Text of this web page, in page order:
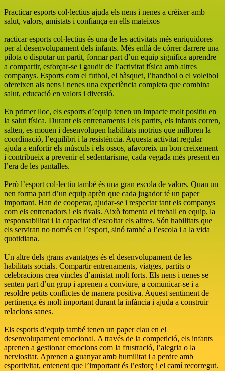
Practicar esports col·lectius ajuda els nens i nenes a créixer amb
salut, valors, amistats i confiança en ells mateixos
racticar esports col·lectius és una de les activitats més enriquidores
per al desenvolupament dels infants. Més enllà de córrer darrere una
pilota o disputar un partit, formar part d’un equip significa aprendre
a compartir, esforçar-se i gaudir de l’activitat física amb altres
companys. Esports com el futbol, el bàsquet, l’handbol o el voleibol
ofereixen als nens i nenes una experiència completa que combina
salut, educació en valors i diversió.
En primer lloc, els esports d’equip tenen un impacte molt positiu en
la salut física. Durant els entrenaments i els partits, els infants corren,
salten, es mouen i desenvolupen habilitats motrius que milloren la
coordinació, l’equilibri i la resistència. Aquesta activitat regular
ajuda a enfortir els músculs i els ossos, afavoreix un bon creixement
i contribueix a prevenir el sedentarisme, cada vegada més present en
l’era de les pantalles.
Però l’esport col·lectiu també és una gran escola de valors. Quan un
nen forma part d’un equip aprèn que cada jugador té un paper
important. Han de cooperar, ajudar-se i respectar tant els companys
com els entrenadors i els rivals. Això fomenta el treball en equip, la
responsabilitat i la capacitat d’escoltar els altres. Són habilitats que
els serviran no només en l’esport, sinó també a l’escola i a la vida
quotidiana.
Un altre dels grans avantatges és el desenvolupament de les
habilitats socials. Compartir entrenaments, viatges, partits o
celebracions crea vincles d’amistat molt forts. Els nens i nenes se
senten part d’un grup i aprenen a conviure, a comunicar-se i a
resoldre petits conflictes de manera positiva. Aquest sentiment de
pertinença és molt important durant la infància i ajuda a construir
relacions sanes.
Els esports d’equip també tenen un paper clau en el
desenvolupament emocional. A través de la competició, els infants
aprenen a gestionar emocions com la frustració, l’alegria o la
nerviositat. Aprenen a guanyar amb humilitat i a perdre amb
esportivitat, entenent que l’important és l’esforç i el camí recorregut.